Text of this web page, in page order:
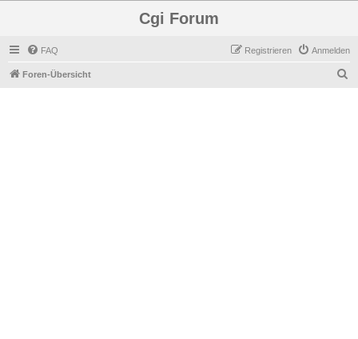
Cgi Forum
FAQ Anmelden
Registrieren
Foren-Übersicht